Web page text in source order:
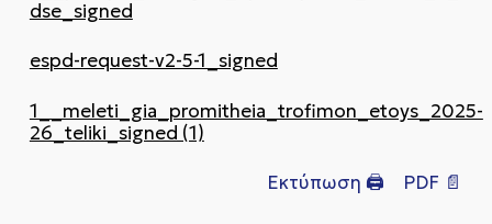
dse_signed
espd-request-v2-5-1_signed
1__meleti_gia_promitheia_trofimon_etoys_2025-
26_teliki_signed (1)
Εκτύπωση 🖨 PDF 📄